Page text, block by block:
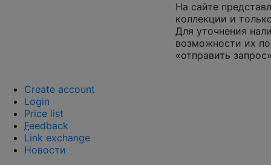
На сайте
коллекции и
Для уточнения
возможности их
«отправить
Create account
Login
Price list
Feedback
Link exchange
Новости